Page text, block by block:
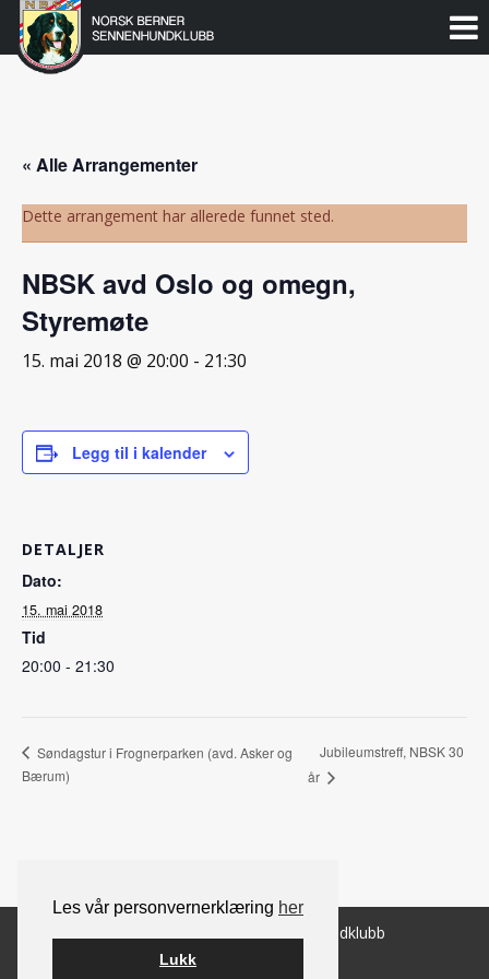
Les vår personvernerklæring her
Lukk
Gå
Norsk
Berner
« Alle Arrangementer
Dette arrangement har allerede funnet sted.
NBSK avd Oslo og omegn,
Styremøte
15. mai 2018 @ 20:00 - 21:30
Legg til i kalender
DETALJER
Dato:
15. mai 2018
Tid
20:00 - 21:30
Søndagstur i Frognerparken (avd. Asker og
Bærum)
Jubileumstreff, NBSK 30
år
© 2026 Norsk Berner Sennenhundklubb